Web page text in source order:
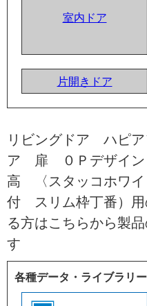
室内ドア
片開きドア
リビングドア ハピ
ア 扉 ０Ｐデザイ
高 〈スタッコホワ
付 スリム枠丁番）用
る方はこちらから製
す
各種データ・ライブラリー